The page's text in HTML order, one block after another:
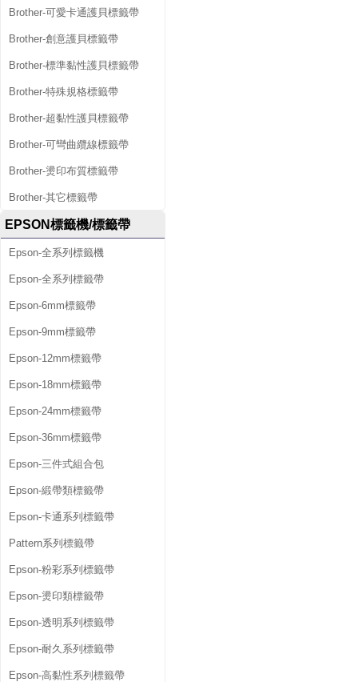
Brother-可愛卡通護貝標籤帶
Brother-創意護貝標籤帶
Brother-標準黏性護貝標籤帶
Brother-特殊規格標籤帶
Brother-超黏性護貝標籤帶
Brother-可彎曲纜線標籤帶
Brother-燙印布質標籤帶
Brother-其它標籤帶
EPSON標籤機/標籤帶
Epson-全系列標籤機
Epson-全系列標籤帶
Epson-6mm標籤帶
Epson-9mm標籤帶
Epson-12mm標籤帶
Epson-18mm標籤帶
Epson-24mm標籤帶
Epson-36mm標籤帶
Epson-三件式組合包
Epson-緞帶類標籤帶
Epson-卡通系列標籤帶
Pattern系列標籤帶
Epson-粉彩系列標籤帶
Epson-燙印類標籤帶
Epson-透明系列標籤帶
Epson-耐久系列標籤帶
Epson-高黏性系列標籤帶